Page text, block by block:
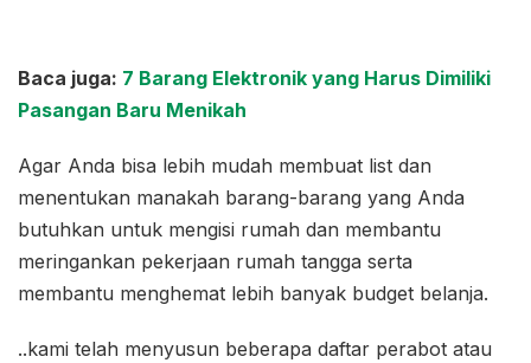
Baca juga: 7 Barang Elektronik yang Harus Dimiliki
Pasangan Baru Menikah
Agar Anda bisa lebih mudah membuat list dan
menentukan manakah barang-barang yang Anda
butuhkan untuk mengisi rumah dan membantu
meringankan pekerjaan rumah tangga serta
membantu menghemat lebih banyak budget belanja.
..kami telah menyusun beberapa daftar perabot atau